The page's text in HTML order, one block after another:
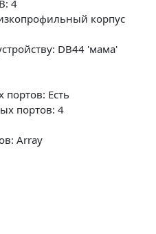
4
корпус
DB44 'мама'
портов: Есть
портов: 4
Array